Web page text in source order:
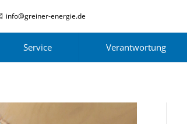
info@greiner-energie.de
Service Verantwortung